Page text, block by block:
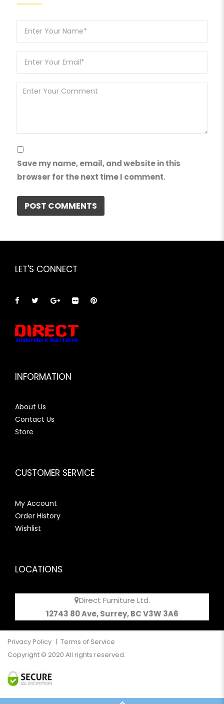
Save my name, email, and website in this
browser for the next time I comment.
LET'S CONNECT
INFORMATION
About Us
Contact Us
Store
CUSTOMER SERVICE
My Account
Order History
Wishlist
LOCATIONS
Direct Furniture Ltd.
12743 80 Ave, Surrey, BC V3W 3A6
Privacy Policy | Terms of Service
Copyright © 2020 All rights reserved.